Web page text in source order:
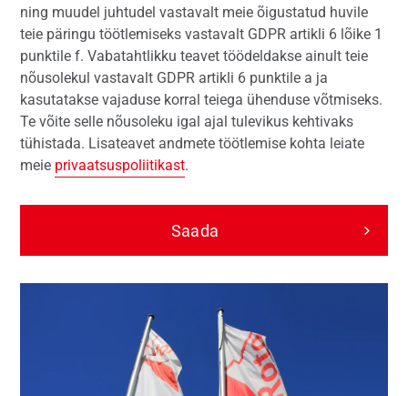
ning muudel juhtudel vastavalt meie õigustatud huvile
teie päringu töötlemiseks vastavalt GDPR artikli 6 lõike 1
punktile f. Vabatahtlikku teavet töödeldakse ainult teie
nõusolekul vastavalt GDPR artikli 6 punktile a ja
kasutatakse vajaduse korral teiega ühenduse võtmiseks.
Te võite selle nõusoleku igal ajal tulevikus kehtivaks
tühistada. Lisateavet andmete töötlemise kohta leiate
meie privaatsuspoliitikast.
Saada